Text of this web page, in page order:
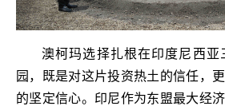
澳柯玛选择扎根在印度尼西亚
园，既是对这片投资热土的信任，
的坚定信心。印尼作为东盟最大经